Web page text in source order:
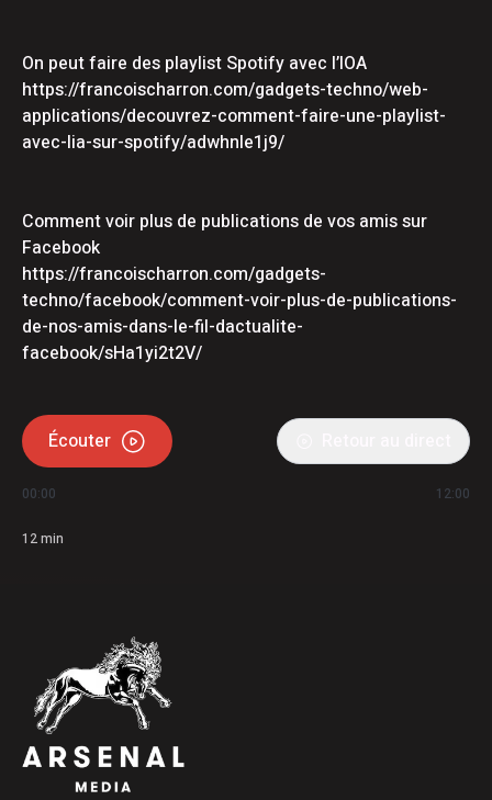
On peut faire des playlist Spotify avec l’IOA
https://francoischarron.com/gadgets-techno/web-
applications/decouvrez-comment-faire-une-playlist-
avec-lia-sur-spotify/adwhnle1j9/
Comment voir plus de publications de vos amis sur
Facebook
https://francoischarron.com/gadgets-
techno/facebook/comment-voir-plus-de-publications-
de-nos-amis-dans-le-fil-dactualite-
facebook/sHa1yi2t2V/
Écouter
00:00 12:00
12min